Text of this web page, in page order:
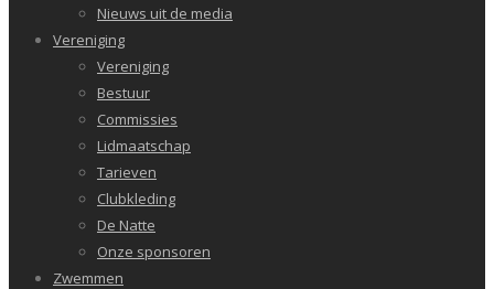
Nieuws uit de media
Vereniging
Vereniging
Bestuur
Commissies
Lidmaatschap
Tarieven
Clubkleding
De Natte
Onze sponsoren
Zwemmen